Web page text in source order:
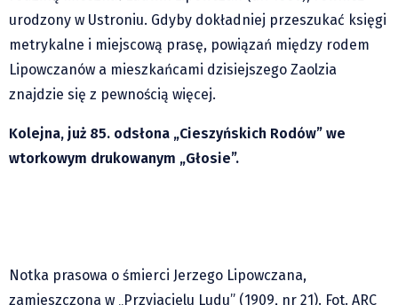
Obiektyw Głosu
Fotoreportaże
studio glos.live
Głos Brandysa
YouTube glos.live
Głos News
urodzony w Ustroniu. Gdyby dokładniej przeszukać księgi
metrykalne i miejscową prasę, powiązań między rodem
Lipowczanów a mieszkańcami dzisiejszego Zaolzia
znajdzie się z pewnością więcej.
Kolejna, już 85. odsłona „Cieszyńskich Rodów” we
wtorkowym drukowanym „Głosie”.
Notka prasowa o śmierci Jerzego Lipowczana,
zamieszczona w „Przyjacielu Ludu” (1909, nr 21). Fot. ARC